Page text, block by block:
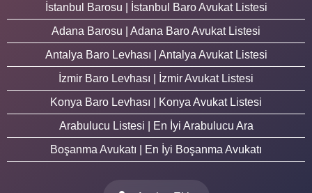
İstanbul Barosu | İstanbul Baro Avukat Listesi
Adana Barosu | Adana Baro Avukat Listesi
Antalya Baro Levhası | Antalya Avukat Listesi
İzmir Baro Levhası | İzmir Avukat Listesi
Konya Baro Levhası | Konya Avukat Listesi
Arabulucu Listesi | En İyi Arabulucu Ara
Boşanma Avukatı | En İyi Boşanma Avukatı